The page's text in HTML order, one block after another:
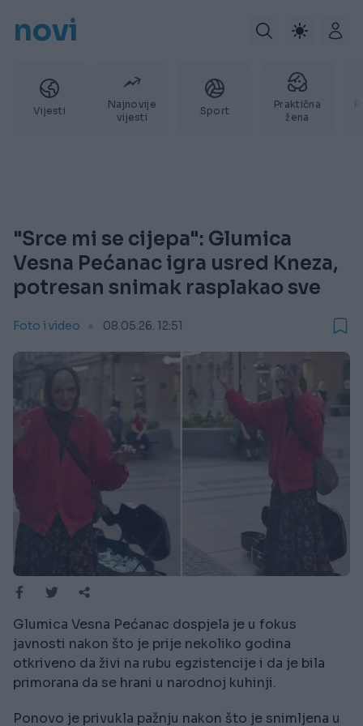
novi
Vijesti
Najnovije
vijesti
Sport
Praktična
žena
"Srce mi se cijepa": Glumica
Vesna Pećanac igra usred Kneza,
potresan snimak rasplakao sve
Foto i video 08.05.26. 12:51
Glumica Vesna Pećanac dospjela je u fokus
javnosti nakon što je prije nekoliko godina
otkriveno da živi na rubu egzistencije i da je bila
primorana da se hrani u narodnoj kuhinji.
Ponovo je privukla pažnju nakon što je snimljena u